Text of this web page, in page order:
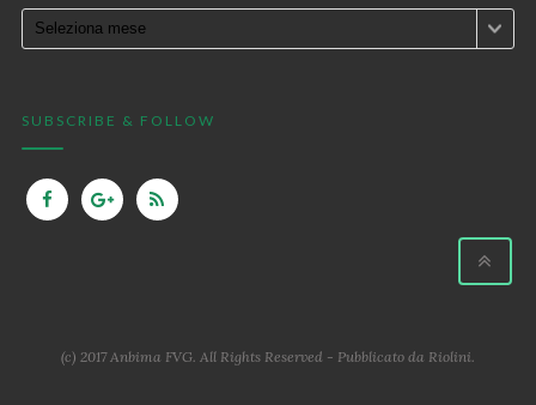
SUBSCRIBE & FOLLOW
(c) 2017 Anbima FVG. All Rights Reserved - Pubblicato da Riolini.